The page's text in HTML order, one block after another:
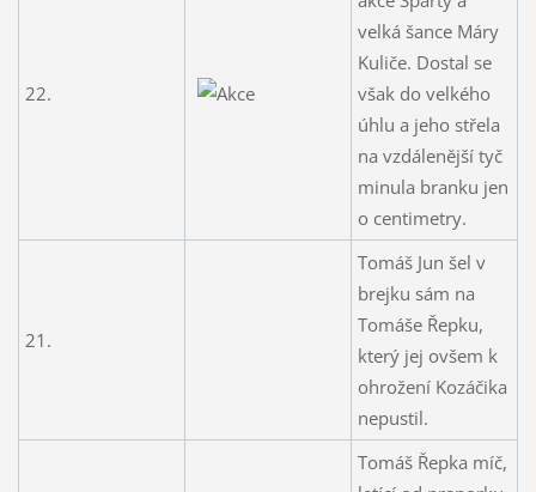
22.
velká šance Máry
Kuliče. Dostal se
však do velkého
úhlu a jeho střela
na vzdálenější tyč
minula branku jen
o centimetry.
21.
Tomáš Jun šel v
brejku sám na
Tomáše Řepku,
který jej ovšem k
ohrožení Kozáčika
nepustil.
Tomáš Řepka míč,